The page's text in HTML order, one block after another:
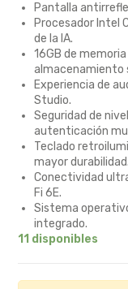
Pantalla
Procesador Intel
de la IA.
16GB de memoria
almacenamiento
Experiencia de
Studio.
Seguridad de
autenticación
Teclado
mayor durabilidad.
Conectividad
Fi 6E.
Sistema
integrado.
11 disponibles